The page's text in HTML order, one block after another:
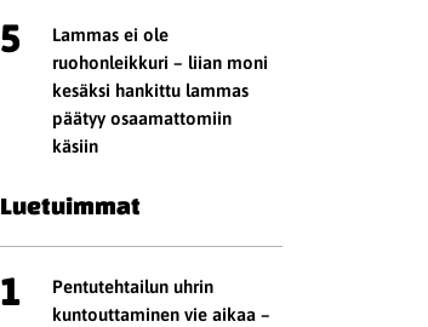
5
Lammas ei ole
ruohonleikkuri – liian moni
kesäksi hankittu lammas
päätyy osaamattomiin
käsiin
Luetuimmat
1
Pentutehtailun uhrin
kuntouttaminen vie aikaa –